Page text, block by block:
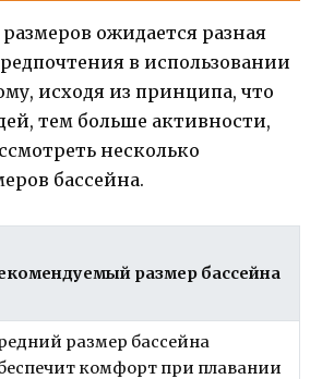
ожидается разная
в использовании
исходя из принципа, что
тем больше активности,
несколько
бассейна.
размер бассейна
размер бассейна
комфорт при плавании